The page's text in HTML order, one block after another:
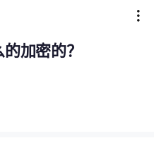
加密的？